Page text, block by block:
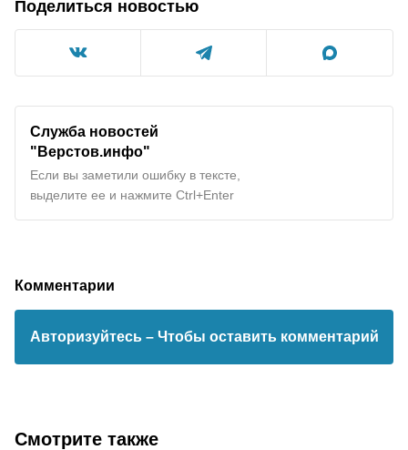
Поделиться новостью
Служба новостей
"Верстов.инфо"
Если вы заметили ошибку в тексте,
выделите ее и нажмите Ctrl+Enter
Комментарии
Авторизуйтесь – Чтобы оставить комментарий
Смотрите также